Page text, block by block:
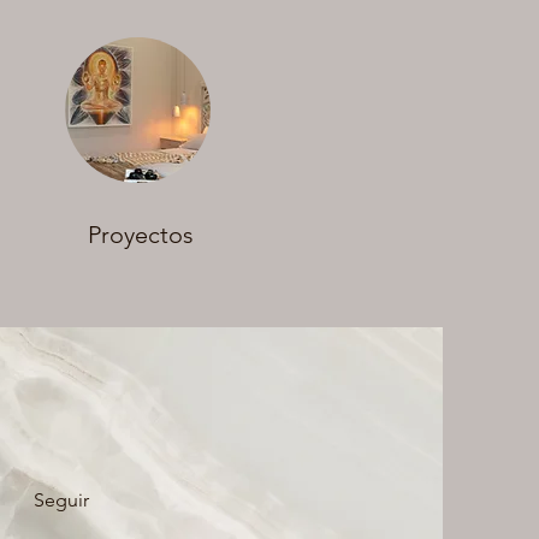
Proyectos
Seguir